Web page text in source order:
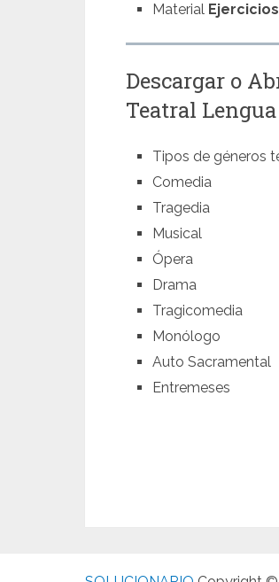
Material
Descargar o
Teatral
Tipos de géneros
Comedia
Tragedia
Musical
Ópera
Drama
Tragicomedia
Monólogo
Auto Sacramental
Entremeses